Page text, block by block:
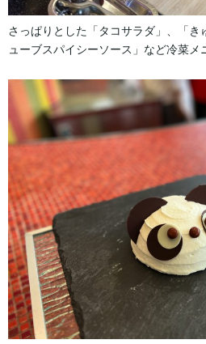
さっぱりとした「タコサラダ」、「き
ューブスパイシーソース」など冷菜メ